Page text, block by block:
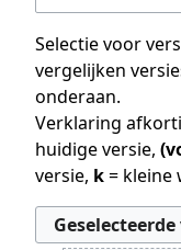
Selectie voor
vergelijken
onderaan.
Verklaring
huidige versie,
versie, k= kleine